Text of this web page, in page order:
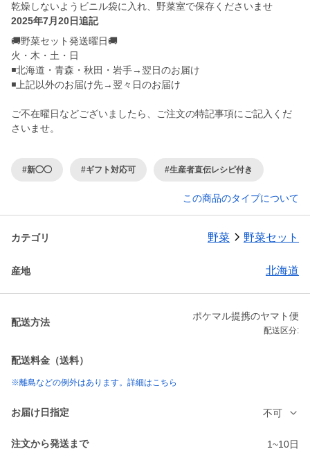
乾燥しないようビニル袋に入れ、野菜室で保存くださいませ
2025年7月20日追記
🚚野菜セット発送曜日🚚
火・木・土・日
◾️北海道・青森・秋田・岩手→翌日のお届け
◾️上記以外のお届け先→翌々日のお届け
ご不在曜日などございましたら、ご注文の特記事項にご記入くだ
さいませ。
#新◯◯ #ギフト対応可 #生産者直伝レシピ付き
この商品のタイプについて
カテゴリ 野菜 野菜セット
産地 北海道
配送方法
ポケマル提携のヤマト便
配送区分:
配送料金（送料）
※離島などの例外はあります。詳細はこちら
お届け日指定 不可
注文から発送まで 1~10日